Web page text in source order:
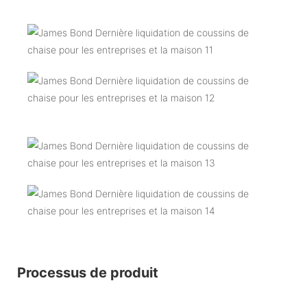
Processus de produit